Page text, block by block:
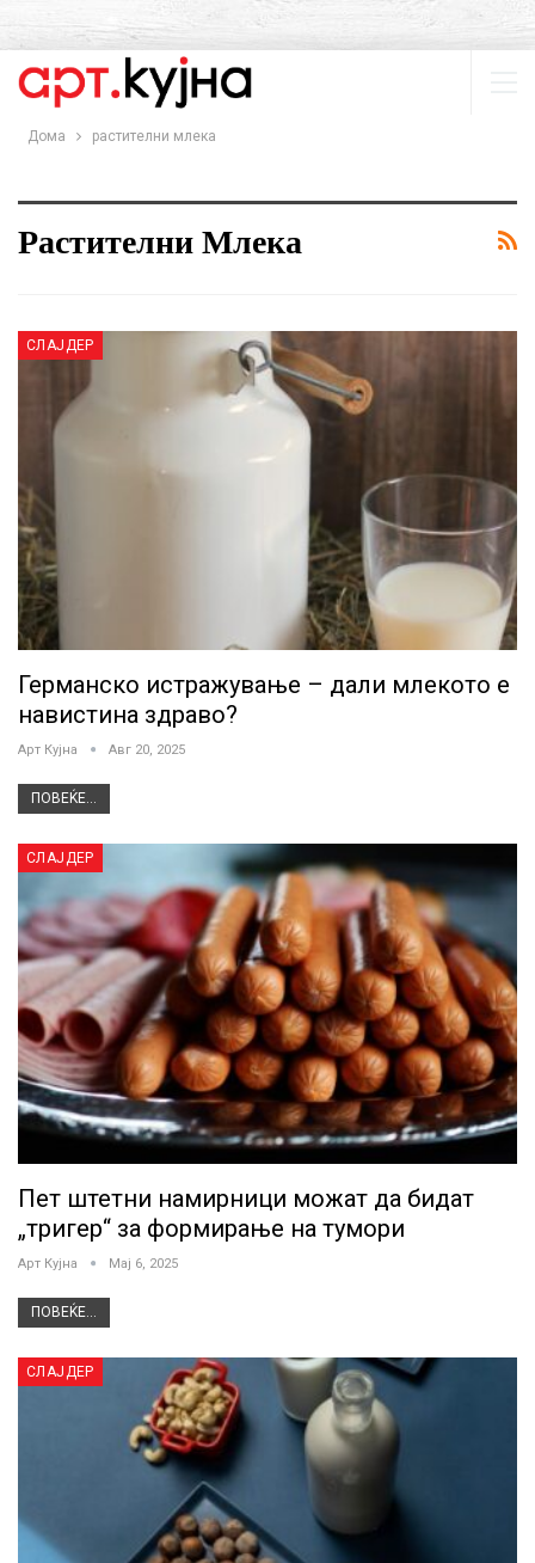
Дома растителни млека
Растителни Млека
СЛАЈДЕР
Германско истражување – дали млекото е
навистина здраво?
Арт Кујна Авг 20, 2025
ПОВЕЌЕ...
СЛАЈДЕР
Пет штетни намирници можат да бидат
„тригер“ за формирање на тумори
Арт Кујна Мај 6, 2025
ПОВЕЌЕ...
СЛАЈДЕР